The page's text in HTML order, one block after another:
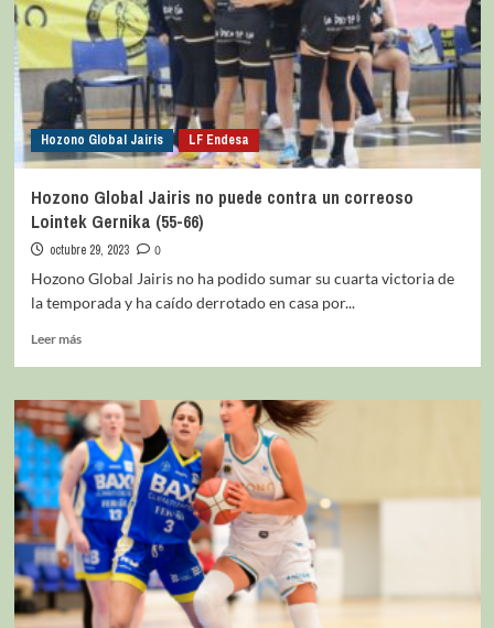
Hozono Global Jairis LF Endesa
Hozono Global Jairis no puede contra un correoso
Lointek Gernika (55-66)
octubre 29, 2023
0
Hozono Global Jairis no ha podido sumar su cuarta victoria de
la temporada y ha caído derrotado en casa por...
Leer más